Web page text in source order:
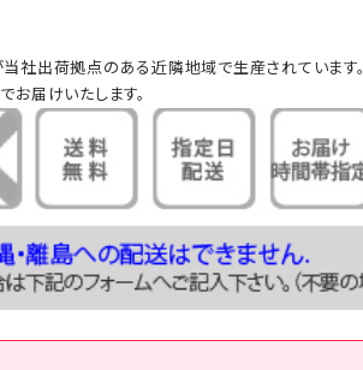
社出荷拠点のある近隣地域で生産されています。
届けいたします。